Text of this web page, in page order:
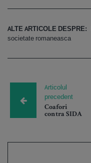
ALTE ARTICOLE DESPRE:
societate romaneasca
Articolul
precedent
Coafori
contra SIDA